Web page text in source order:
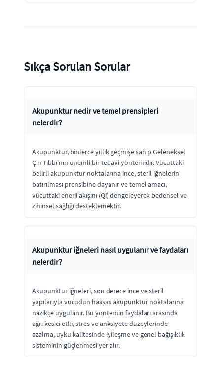
Sıkça Sorulan Sorular
Akupunktur nedir ve temel prensipleri
nelerdir?
Akupunktur, binlerce yıllık geçmişe sahip Geleneksel
Çin Tıbbı'nın önemli bir tedavi yöntemidir. Vücuttaki
belirli akupunktur noktalarına ince, steril iğnelerin
batırılması prensibine dayanır ve temel amacı,
vücuttaki enerji akışını (Qi) dengeleyerek bedensel ve
zihinsel sağlığı desteklemektir.
Akupunktur iğneleri nasıl uygulanır ve faydaları
nelerdir?
Akupunktur iğneleri, son derece ince ve steril
yapılarıyla vücudun hassas akupunktur noktalarına
nazikçe uygulanır. Bu yöntemin faydaları arasında
ağrı kesici etki, stres ve anksiyete düzeylerinde
azalma, uyku kalitesinde iyileşme ve genel bağışıklık
sisteminin güçlenmesi yer alır.